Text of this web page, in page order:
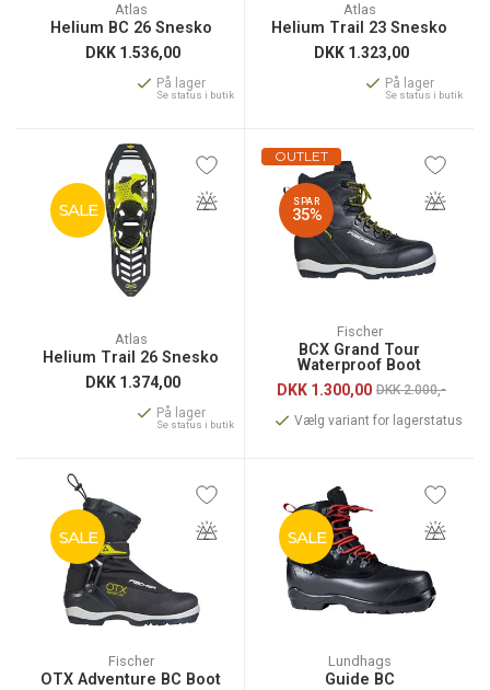
Atlas
Helium BC 26 Snesko
DKK 1.536,00
På lager
Se status i butik
Atlas
Helium Trail 23 Snesko
DKK 1.323,00
På lager
Se status i butik
SALE
Atlas
Helium Trail 26 Snesko
DKK 1.374,00
På lager
Se status i butik
OUTLET
SPAR
35%
Fischer
BCX Grand Tour
Waterproof Boot
DKK 1.300,00 DKK 2.000,-
Vælg variant for lagerstatus
SALE
Fischer
OTX Adventure BC Boot
SALE
Lundhags
Guide BC